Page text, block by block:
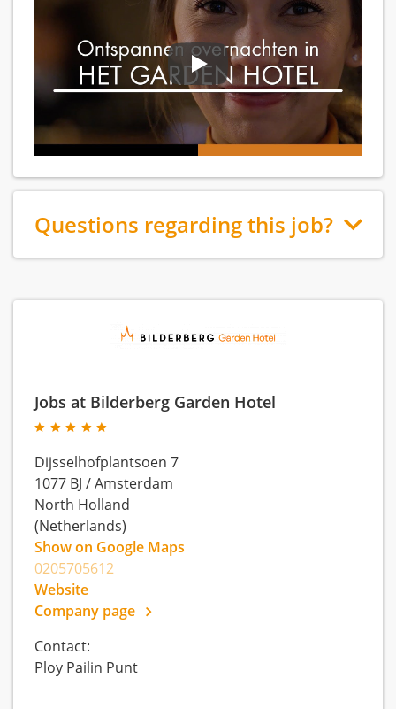
Questions regarding this job?
Jobs at Bilderberg Garden Hotel
Dijsselhofplantsoen 7
1077 BJ /Amsterdam
North Holland
(Netherlands)
Show on Google Maps
0205705612
Website
Company page
Contact:
Ploy Pailin Punt